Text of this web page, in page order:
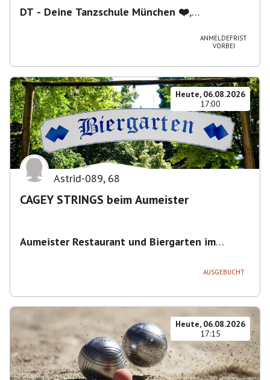
DT - Deine Tanzschule München ❤️,
ANMELDEFRIST
VORBEI
Heute, 06.08.2026
17:00
Astrid-089, 68
CAGEY STRINGS beim Aumeister
Aumeister Restaurant und Biergarten im
München-Schwabing-Freimann, DeutschlandAUSGEBUCHT
Heute, 06.08.2026
17:15